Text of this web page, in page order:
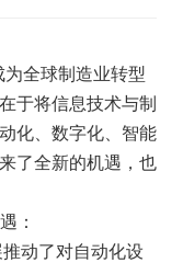
全球制造业转型
于将信息技术与制
化、数字化、智能
了全新的机遇，也
：
动了对自动化设